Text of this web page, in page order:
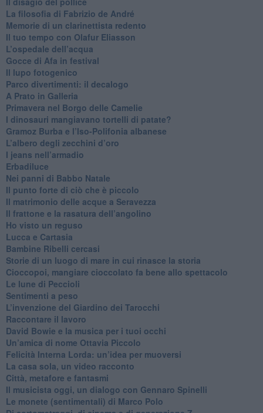
​La filosofia di Fabrizio de André
Memorie di un clarinettista redento
​Il tuo tempo con Olafur Eliasson
​L’ospedale dell’acqua
​Gocce di Afa in festival
​Il lupo fotogenico
​Parco divertimenti: il decalogo
​A Prato in Galleria
​Primavera nel Borgo delle Camelie
I dinosauri mangiavano tortelli di patate?
​Gramoz Burba e l’Iso-Polifonia albanese
L’albero degli zecchini d’oro
​I jeans nell’armadio
Erbadiluce
Nei panni di Babbo Natale
​Il punto forte di ciò che è piccolo
​Il matrimonio delle acque a Seravezza
​Il frattone e la rasatura dell’angolino
​Ho visto un reguso
Lucca e Cartasia
Bambine Ribelli cercasi
Storie di un luogo di mare in cui rinasce la storia
Cioccopoi, mangiare cioccolato fa bene allo spettacolo
​Le lune di Peccioli
​Sentimenti a peso
​L’invenzione del Giardino dei Tarocchi
​Raccontare il lavoro
David Bowie e la musica per i tuoi occhi
Un’amica di nome Ottavia Piccolo
​Felicità Interna Lorda: un’idea per muoversi
​La casa sola, un video racconto
​Città, metafore e fantasmi
Il musicista oggi, un dialogo con Gennaro Spinelli
Le monete (sentimentali) di Marco Polo